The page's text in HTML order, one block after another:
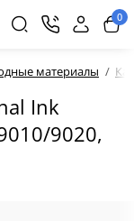
0
материалы
Ink
9020,